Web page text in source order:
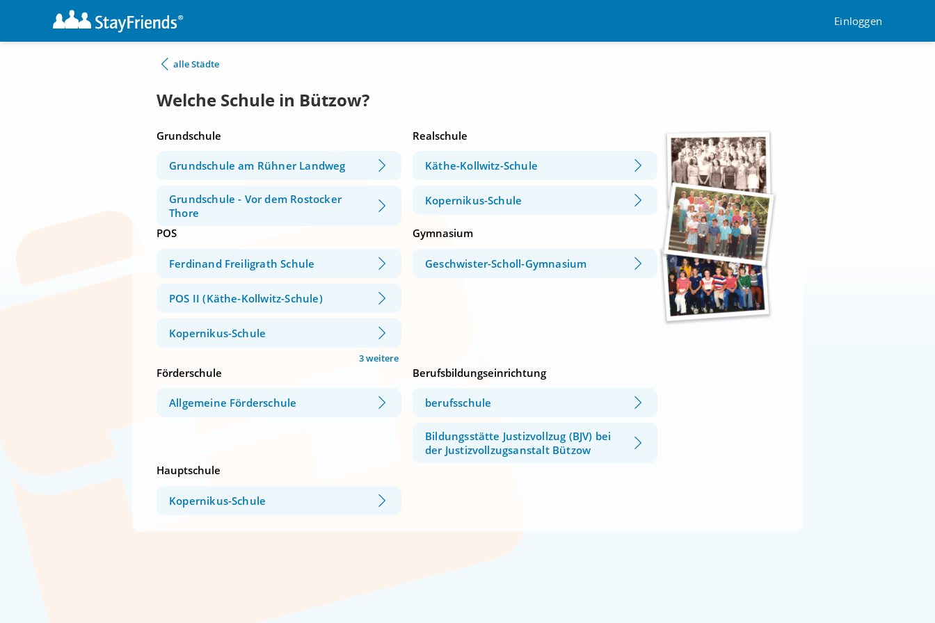
Einloggen
alle Städte
Welche Schule in Bützow?
Grundschule
Grundschule am Rühner Landweg
Grundschule - Vor dem Rostocker
Thore
Realschule
Käthe-Kollwitz-Schule
Kopernikus-Schule
POS
Ferdinand Freiligrath Schule
POS II (Käthe-Kollwitz-Schule)
Kopernikus-Schule
3 weitere
Gymnasium
Geschwister-Scholl-Gymnasium
Förderschule
Allgemeine Förderschule
Berufsbildungseinrichtung
berufsschule
Bildungsstätte Justizvollzug (BJV) bei
der Justizvollzugsanstalt Bützow
Hauptschule
Kopernikus-Schule